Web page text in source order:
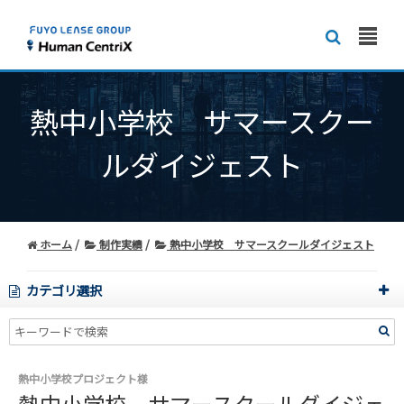
熱中小学校 サマースクー
ルダイジェスト
ホーム 制作実績 熱中小学校 サマースクールダイジェスト
カテゴリ選択
熱中小学校プロジェクト様